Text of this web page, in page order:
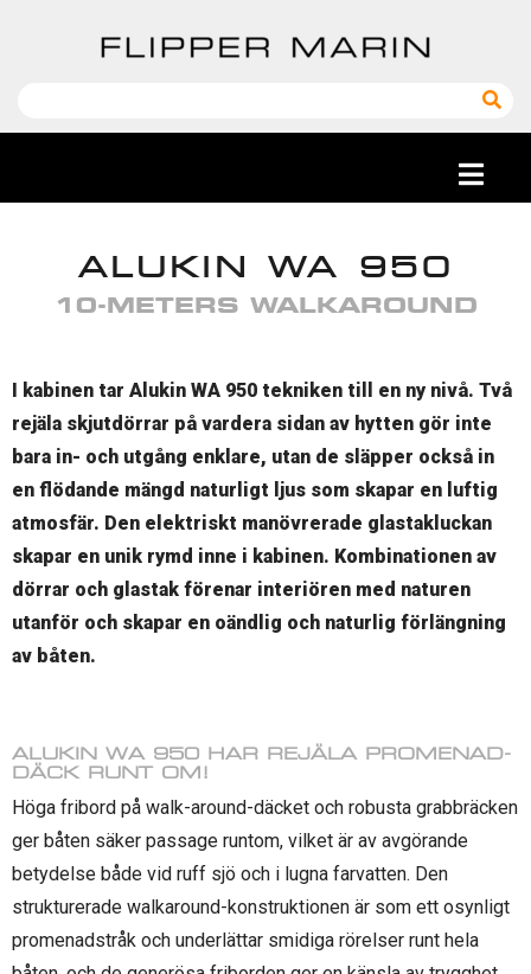
ALUKIN WA 950
10-METERS WALKAROUND
I kabinen tar Alukin WA 950 tekniken till en ny nivå. Två
rejäla skjutdörrar på vardera sidan av hytten gör inte
bara in- och utgång enklare, utan de släpper också in
en flödande mängd naturligt ljus som skapar en luftig
atmosfär. Den elektriskt manövrerade glastakluckan
skapar en unik rymd inne i kabinen. Kombinationen av
dörrar och glastak förenar interiören med naturen
utanför och skapar en oändlig och naturlig förlängning
av båten.
ALUKIN WA 950 HAR REJÄLA PROMENAD-
DÄCK RUNT OM!
Höga fribord på walk-around-däcket och robusta grabbräcken
ger båten säker passage runtom, vilket är av avgörande
betydelse både vid ruff sjö och i lugna farvatten. Den
strukturerade walkaround-konstruktionen är som ett osynligt
promenadstråk och underlättar smidiga rörelser runt hela